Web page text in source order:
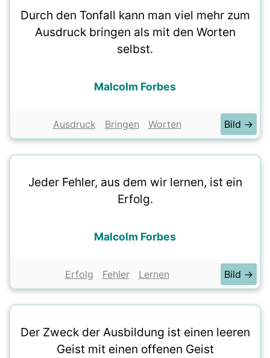
Durch den Tonfall kann man viel mehr zum
Ausdruck bringen als mit den Worten
selbst.
Malcolm Forbes
Ausdruck Bringen Worten Bild →
Jeder Fehler, aus dem wir lernen, ist ein
Erfolg.
Malcolm Forbes
Erfolg Fehler Lernen Bild →
Der Zweck der Ausbildung ist einen leeren
Geist mit einen offenen Geist